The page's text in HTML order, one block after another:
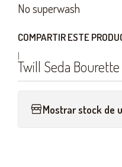
No superwash
COMPARTIR ESTE
|
Twill Seda Bourette
Mostrar stock de